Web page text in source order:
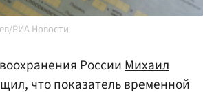
РИА Новости
РоссииМихаил
что показатель временной